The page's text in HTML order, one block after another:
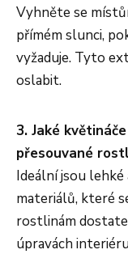
Vyhněte se
přímém slunci,
vyžaduje. Tyto
oslabit.
3. Jaké
přesouvané
Ideální jsou
materiálů, které
rostlinám
úpravách